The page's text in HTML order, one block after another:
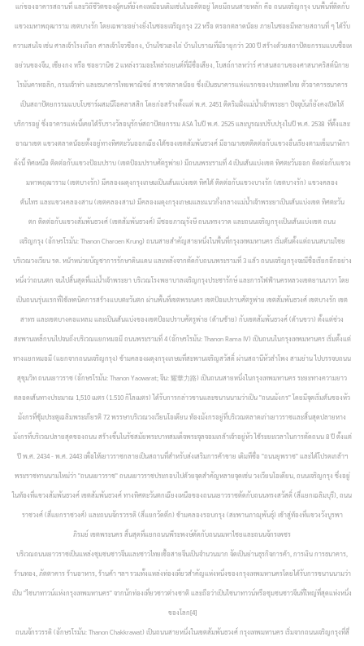
แก่ของอาคารสถานที่ และวิถีชีวิตของผู้คนที่ยังคงเหมือนเดิมเช่นในอดีตอยู่ โดยมีถนนสายหลัก คือ ถนนเจริญกรุง บนพื้นที่ติดกับ
แขวงมหาพฤฒาราม เขตบางรัก โดยเฉพาะอย่างยิ่งในซอยเจริญกรุง 22 หรือ ตรอกตลาดน้อย ภายในซอยมีหลายสถานที่ ๆ ได้รับ
ความสนใจ เช่น ศาลเจ้าโรงเกือก ศาลเจ้าโจวซือกง, บ้านโซวเฮงไถ่ บ้านโบราณที่มีอายุกว่า 200 ปี สร้างด้วยสถาปัตยกรรมแบบซื่อเห
อย่วนของจีน, เซียงกง หรือ ซอยวานิช 2 แหล่งรวมอะไหล่รถยนต์ที่มีชื่อเสียง, โบสถ์กาลหว่าร์ ศาสนสถานของศาสนาคริสต์นิกาย
โรมันคาทอลิก, กรมเจ้าท่า และธนาคารไทยพาณิชย์ สาขาตลาดน้อย ซึ่งเป็นธนาคารแห่งแรกของประเทศไทย ตัวอาคารธนาคาร
เป็นสถาปัตยกรรมแบบโบซาร์ผสมนีโอคลาสสิก โดยก่อสร้างตั้งแต่ พ.ศ. 2451 ติดริมฝั่งแม่น้ำเจ้าพระยา ปัจจุบันก็ยังคงเปิดให้
บริการอยู่ ซึ่งอาคารแห่งนี้เคยได้รับรางวัลอนุรักษ์สถาปัตยกรรม ASA ในปี พ.ศ. 2525 และบูรณะปรับปรุงในปี พ.ศ. 2538 ที่ตั้งและ
อาณาเขต แขวงตลาดน้อยตั้งอยู่ทางทิศตะวันออกเฉียงใต้ของเขตสัมพันธวงศ์ มีอาณาเขตติดต่อกับแขวงอื่นเรียงตามเข็มนาฬิกา
ดังนี้ ทิศเหนือ ติดต่อกับแขวงป้อมปราบ (เขตป้อมปราบศัตรูพ่าย) มีถนนพระรามที่ 4 เป็นเส้นแบ่งเขต ทิศตะวันออก ติดต่อกับแขวง
มหาพฤฒาราม (เขตบางรัก) มีคลองผดุงกรุงเกษมเป็นเส้นแบ่งเขต ทิศใต้ ติดต่อกับแขวงบางรัก (เขตบางรัก) แขวงคลอง
ต้นไทร และแขวงคลองสาน (เขตคลองสาน) มีคลองผดุงกรุงเกษมและแนวกึ่งกลางแม่น้ำเจ้าพระยาเป็นเส้นแบ่งเขต ทิศตะวัน
ตก ติดต่อกับแขวงสัมพันธวงศ์ (เขตสัมพันธวงศ์) มีซอยภาณุรังษี ถนนทรงวาด และถนนเจริญกรุงเป็นเส้นแบ่งเขตถนน
เจริญกรุง (อักษรโรมัน: Thanon Charoen Krung) ถนนสายสำคัญสายหนึ่งในพื้นที่กรุงเทพมหานคร เริ่มต้นตั้งแต่ถนนสนามไชย
บริเวณวงเวียน รด. หน้าหน่วยบัญชาการรักษาดินแดน และหลังจากตัดกับถนนพระรามที่ 3 แล้ว ถนนเจริญกรุงจะมีชื่อเรียกอีกอย่าง
หนึ่งว่าถนนตก จนไปสิ้นสุดที่แม่น้ำเจ้าพระยา บริเวณโรงพยาบาลเจริญกรุงประชารักษ์ และการไฟฟ้านครหลวงเขตยานนาวา โดย
เป็นถนนรุ่นแรกที่ใช้เทคนิคการสร้างแบบตะวันตก ผ่านพื้นที่เขตพระนคร เขตป้อมปราบศัตรูพ่าย เขตสัมพันธวงศ์ เขตบางรัก เขต
สาทร และเขตบางคอแหลม และเป็นเส้นแบ่งของเขตป้อมปราบศัตรูพ่าย (ด้านซ้าย) กับเขตสัมพันธวงศ์ (ด้านขวา) ตั้งแต่ช่วง
สะพานเหล็กบนไปจนถึงบริเวณแยกหมอมีถนนพระรามที่ 4 (อักษรโรมัน: Thanon Rama IV) เป็นถนนในกรุงเทพมหานคร เริ่มตั้งแต่
ทางแยกหมอมี (แยกจากถนนเจริญกรุง) ข้ามคลองผดุงกรุงเกษมที่สะพานเจริญสวัสดิ์ ผ่านสถานีหัวลำโพง สามย่าน ไปบรรจบถนน
สุขุมวิทถนนเยาวราช (อักษรโรมัน: Thanon Yaowarat; จีน: 耀華力路) เป็นถนนสายหนึ่งในกรุงเทพมหานคร ระยะทางความยาว
ตลอดเส้นทางประมาณ 1,510 เมตร (1.510 กิโลเมตร) ได้รับการกล่าวขานและขนานนามว่าเป็น "ถนนมังกร" โดยมีจุดเริ่มต้นของหัว
มังกรที่ซุ้มประตูเฉลิมพระเกียรติ 72 พรรษาบริเวณวงเวียนโอเดียน ท้องมังกรอยู่ที่บริเวณตลาดเก่าเยาวราชและสิ้นสุดปลายหาง
มังกรที่บริเวณปลายสุดของถนน สร้างขึ้นในรัชสมัยพระบาทสมเด็จพระจุลจอมเกล้าเจ้าอยู่หัว ใช้ระยะเวลาในการตัดถนน 8 ปี ตั้งแต่
ปี พ.ศ. 2434 - พ.ศ. 2443 เพื่อให้เยาวราชกลายเป็นสถานที่สำหรับส่งเสริมการค้าขาย เดิมทีชื่อ "ถนนยุพราช" และได้โปรดเกล้าฯ
พระราชทานนามใหม่ว่า "ถนนเยาวราช" ถนนเยาวราชประกอบไปด้วยจุดสำคัญหลายจุดเช่น วงเวียนโอเดียน, ถนนเจริญกรุง ซึ่งอยู่
ในท้องที่แขวงสัมพันธวงศ์ เขตสัมพันธวงศ์ ทางทิศตะวันตกเฉียงเหนือของถนนเยาวราชตัดกับถนนทรงสวัสดิ์ (สี่แยกเฉลิมบุรี), ถนน
ราชวงศ์ (สี่แยกราชวงศ์) และถนนจักรวรรดิ (สี่แยกวัดตึก) ข้ามคลองรอบกรุง (สะพานภาณุพันธุ์) เข้าสู่ท้องที่แขวงวังบูรพา
ภิรมย์ เขตพระนคร สิ้นสุดที่แยกถนนพีระพงษ์ตัดกับถนนมหาไชยและถนนจักรเพชร
บริเวณถนนเยาวราชเป็นแหล่งชุมชนชาวจีนและชาวไทยเชื้อสายจีนเป็นจำนวนมาก จัดเป็นย่านธุรกิจการค้า, การเงิน การธนาคาร,
ร้านทอง, ภัตตาคาร ร้านอาหาร, ร้านค้า ฯลฯ รวมทั้งแหล่งท่องเที่ยวสำคัญแห่งหนึ่งของกรุงเทพมหานครโดยได้รับการขนานนามว่า
เป็น "ไชนาทาวน์แห่งกรุงเทพมหานคร" จากนักท่องเที่ยวชาวต่างชาติ และถือว่าเป็นไชนาทาวน์หรือชุมชนชาวจีนที่ใหญ่ที่สุดแห่งหนึ่ง
ของโลก[4]
ถนนจักรวรรดิ (อักษรโรมัน: Thanon Chakkrawat) เป็นถนนสายหนึ่งในเขตสัมพันธวงศ์ กรุงเทพมหานคร เริ่มจากถนนเจริญกรุงที่สี่